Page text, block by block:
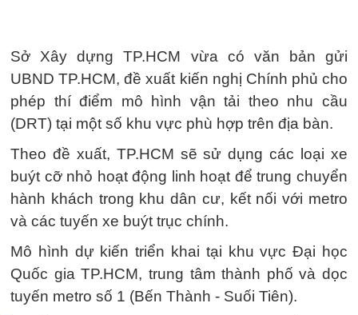
Sở Xây dựng TP.HCM vừa có văn bản gửi
UBND TP.HCM, đề xuất kiến nghị Chính phủ cho
phép thí điểm mô hình vận tải theo nhu cầu
(DRT) tại một số khu vực phù hợp trên địa bàn.
Theo đề xuất, TP.HCM sẽ sử dụng các loại xe
buýt cỡ nhỏ hoạt động linh hoạt để trung chuyển
hành khách trong khu dân cư, kết nối với metro
và các tuyến xe buýt trục chính.
Mô hình dự kiến triển khai tại khu vực Đại học
Quốc gia TP.HCM, trung tâm thành phố và dọc
tuyến metro số 1 (Bến Thành - Suối Tiên).